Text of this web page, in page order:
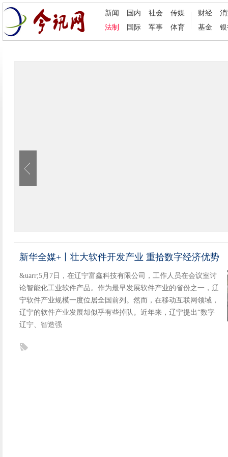
新闻 国内 社会
传媒
法制
国际 军事 体育
财经
基金
新华全媒+丨壮大软件开发产业 重拾数字经济优势
&uarr;5月7日，在辽宁富鑫科技有限公司，工作人员在会议室讨
论智能化工业软件产品。作为最早发展软件产业的省份之一，辽
宁软件产业规模一度位居全国前列。然而，在移动互联网领域，
辽宁的软件产业发展却似乎有些掉队。近年来，辽宁提出“数字
辽宁、智造强